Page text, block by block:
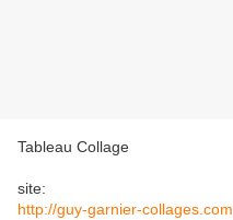
Tableau Collage
site:
http://guy-garnier-collages.com